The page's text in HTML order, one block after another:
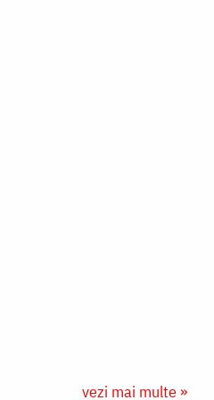
vezi mai multe »